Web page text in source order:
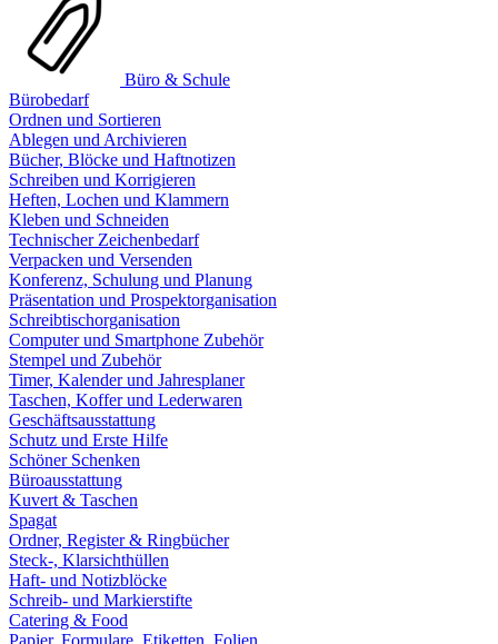
Büro & Schule
Bürobedarf
Ordnen und Sortieren
Ablegen und Archivieren
Bücher, Blöcke und Haftnotizen
Schreiben und Korrigieren
Heften, Lochen und Klammern
Kleben und Schneiden
Technischer Zeichenbedarf
Verpacken und Versenden
Konferenz, Schulung und Planung
Präsentation und Prospektorganisation
Schreibtischorganisation
Computer und Smartphone Zubehör
Stempel und Zubehör
Timer, Kalender und Jahresplaner
Taschen, Koffer und Lederwaren
Geschäftsausstattung
Schutz und Erste Hilfe
Schöner Schenken
Büroausstattung
Kuvert & Taschen
Spagat
Ordner, Register & Ringbücher
Steck-, Klarsichthüllen
Haft- und Notizblöcke
Schreib- und Markierstifte
Catering & Food